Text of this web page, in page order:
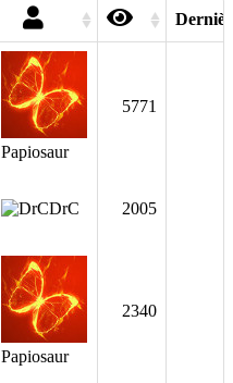
Papiosaur
5771
DrC 2005
Papiosaur
2340